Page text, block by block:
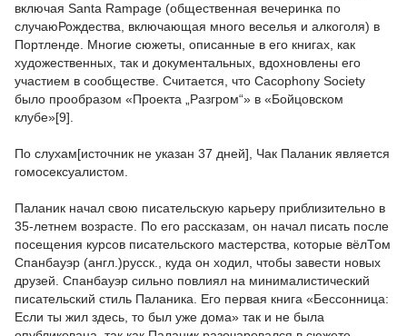
включая Santa Rampage (общественная вечеринка по
случаюРождества, включающая много веселья и алкоголя) в
Портленде. Многие сюжеты, описанные в его книгах, как
художественных, так и документальных, вдохновлены его
участием в сообществе. Считается, что Cacophony Society
было прообразом «Проекта „Разгром“» в «Бойцовском
клубе»[9].
По слухам[источник не указан 37 дней], Чак Паланик является
гомосексуалистом.
Паланик начал свою писательскую карьеру приблизительно в
35-летнем возрасте. По его рассказам, он начал писать после
посещения курсов писательского мастерства, которые вёлТом
Спанбауэр (англ.)русск., куда он ходил, чтобы завести новых
друзей. Спанбауэр сильно повлиял на минималистический
писательский стиль Паланика. Его первая книга «Бессонница:
Если ты жил здесь, то был уже дома» так и не была